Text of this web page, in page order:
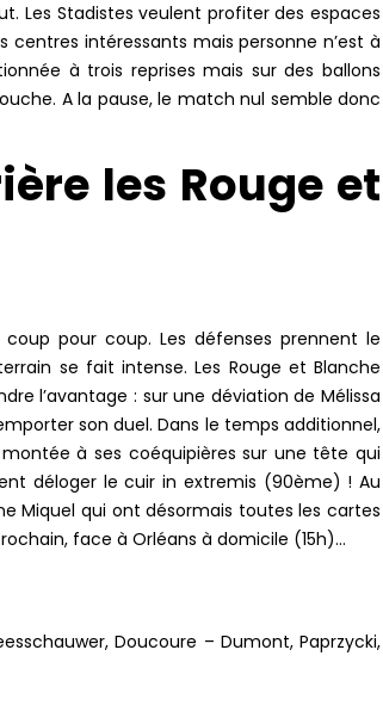
Les Stadistes veulent profiter des espaces
intéressants mais personne n’est à
à trois reprises mais sur des ballons
A la pause, le match nul semble donc
les Rouge et
pour coup. Les défenses prennent le
se fait intense. Les Rouge et Blanche
l’avantage : sur une déviation de Mélissa
son duel. Dans le temps additionnel,
à ses coéquipières sur une tête qui
déloger le cuir in extremis (90ème) ! Au
Miquel qui ont désormais toutes les cartes
face à Orléans à domicile (15h)…
Doucoure – Dumont, Paprzycki,